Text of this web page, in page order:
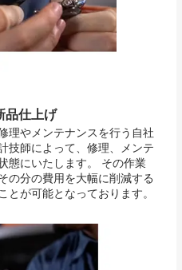
品仕上げ
理やメンテナンスを行う自社
技師によって、修理、メンテ
態にいたします。 その作業
の分の費用を大幅に削減する
とが可能となっております。